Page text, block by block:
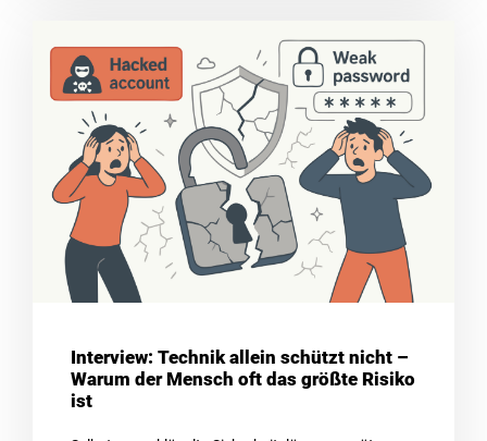
Interview: Technik allein schützt nicht –
Warum der Mensch oft das größte Risiko
ist